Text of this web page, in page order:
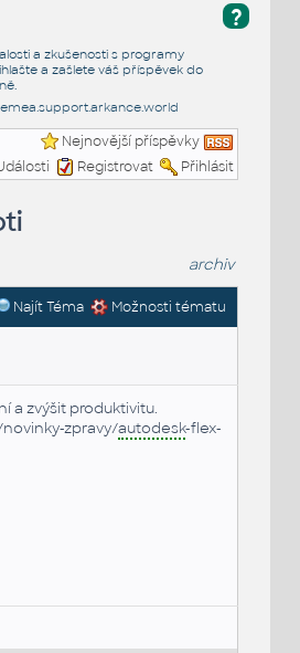
?
a zkušenosti s programy
a zašlete váš příspěvek do
.
emea.support.arkance.world
Nejnovější příspěvky
Registrovat Přihlásit
archiv
Najít Téma Možnosti tématu
a zvýšit produktivitu.
zpravy/autodesk-flex-